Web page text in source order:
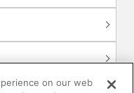
on our web